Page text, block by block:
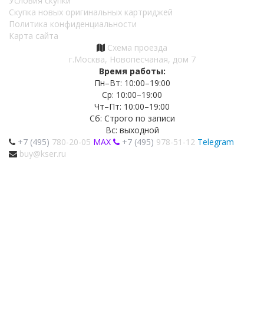
Скупка новых оригинальных картриджей
Политика конфиденциальности
Карта сайта
Схема проезда
г.Москва, Новопесчаная, дом 7
Время работы:
Пн–Вт: 10:00–19:00
Ср: 10:00–19:00
Чт–Пт: 10:00–19:00
Сб: Строго по записи
Вс: выходной
+7 (495) 780-20-05 MAX +7 (495) 978-51-12 Telegram
buy@kser.ru